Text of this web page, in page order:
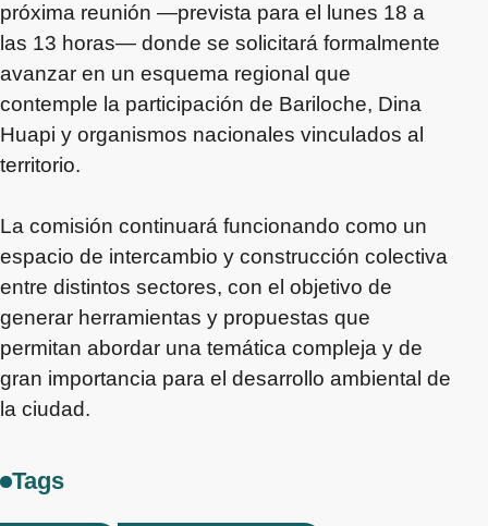
próxima reunión —prevista para el lunes 18 a
las 13 horas— donde se solicitará formalmente
avanzar en un esquema regional que
contemple la participación de Bariloche, Dina
Huapi y organismos nacionales vinculados al
territorio.
La comisión continuará funcionando como un
espacio de intercambio y construcción colectiva
entre distintos sectores, con el objetivo de
generar herramientas y propuestas que
permitan abordar una temática compleja y de
gran importancia para el desarrollo ambiental de
la ciudad.
Tags